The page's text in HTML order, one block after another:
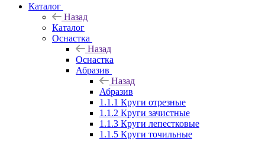
Каталог
Назад
Каталог
Оснастка
Назад
Оснастка
Абразив
Назад
Абразив
1.1.1 Круги отрезные
1.1.2 Круги зачистные
1.1.3 Круги лепестковые
1.1.5 Круги точильные